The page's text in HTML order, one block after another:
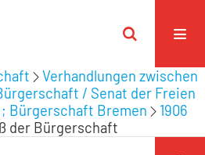
Verhandlungen zwischen
/ Senat der Freien
Bürgerschaft Bremen
1906
der Bürgerschaft